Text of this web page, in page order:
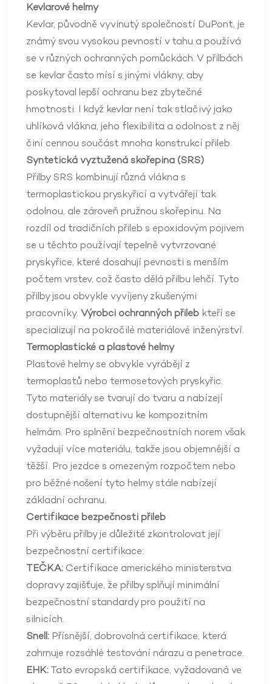
Kevlarové helmy
Kevlar, původně vyvinutý společností DuPont, je
známý svou vysokou pevností v tahu a používá
se v různých ochranných pomůckách. V přilbách
se kevlar často mísí s jinými vlákny, aby
poskytoval lepší ochranu bez zbytečné
hmotnosti. I když kevlar není tak stlačivý jako
uhlíková vlákna, jeho flexibilita a odolnost z něj
činí cennou součást mnoha konstrukcí přileb.
Syntetická vyztužená skořepina (SRS)
Přilby SRS kombinují různá vlákna s
termoplastickou pryskyřicí a vytvářejí tak
odolnou, ale zároveň pružnou skořepinu. Na
rozdíl od tradičních přileb s epoxidovým pojivem
se u těchto používají tepelně vytvrzované
pryskyřice, které dosahují pevnosti s menším
počtem vrstev, což často dělá přilbu lehčí. Tyto
přilby jsou obvykle vyvíjeny zkušenými
pracovníky.Výrobci ochranných přileb kteří se
specializují na pokročilé materiálové inženýrství.
Termoplastické a plastové helmy
Plastové helmy se obvykle vyrábějí z
termoplastů nebo termosetových pryskyřic.
Tyto materiály se tvarují do tvaru a nabízejí
dostupnější alternativu ke kompozitním
helmám. Pro splnění bezpečnostních norem však
vyžadují více materiálu, takže jsou objemnější a
těžší. Pro jezdce s omezeným rozpočtem nebo
pro běžné nošení tyto helmy stále nabízejí
základní ochranu.
Certifikace bezpečnosti přileb
Při výběru přilby je důležité zkontrolovat její
bezpečnostní certifikace:
TEČKA: Certifikace amerického ministerstva
dopravy zajišťuje, že přilby splňují minimální
bezpečnostní standardy pro použití na
silnicích.
Snell: Přísnější, dobrovolná certifikace, která
zahrnuje rozsáhlé testování nárazu a penetrace.
EHK:Tato evropská certifikace, vyžadovaná ve